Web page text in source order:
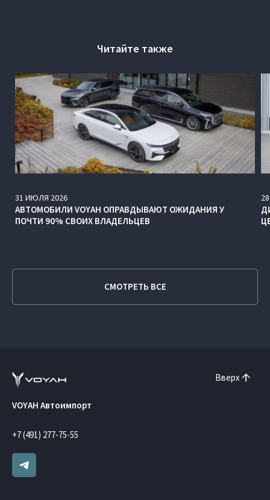
Читайте также
31 ИЮЛЯ 2026
АВТОМОБИЛИ VOYAH ОПРАВДЫВАЮТ ОЖИДАНИЯ У
ПОЧТИ 90% СВОИХ ВЛАДЕЛЬЦЕВ
28
СМОТРЕТЬ ВСЕ
Вверх
VOYAH Автоимпорт
+7 (491) 277-75-55